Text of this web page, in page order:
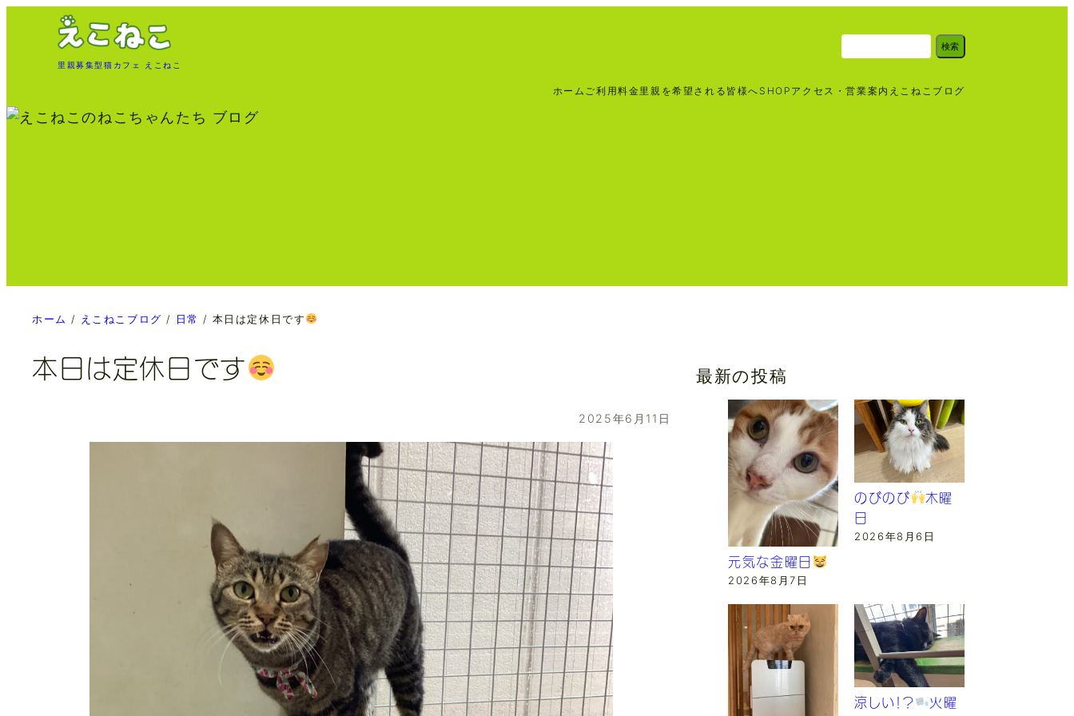
キ
ッ
里親募集型猫カフェ えこねこ
検
索
検索
ホーム ご利用料金里親を希望される皆様へ SHOP アクセス・営業案内 えこねこブログ
ホーム / えこねこブログ / 日常 / 本日は定休日です
本日は定休日です
2025年6月11日
最新の投稿
元気な金曜日
2026年8月7日
のびのび
木曜
日
2026年8月6日
涼しい！？
火曜